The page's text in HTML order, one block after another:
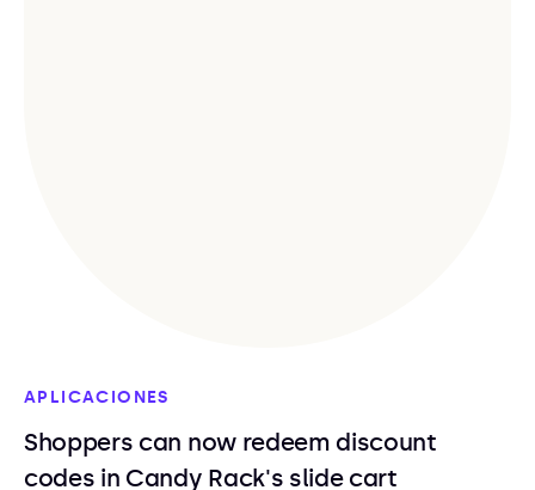
APLICACIONES
Shoppers can now redeem discount
codes in Candy Rack's slide cart